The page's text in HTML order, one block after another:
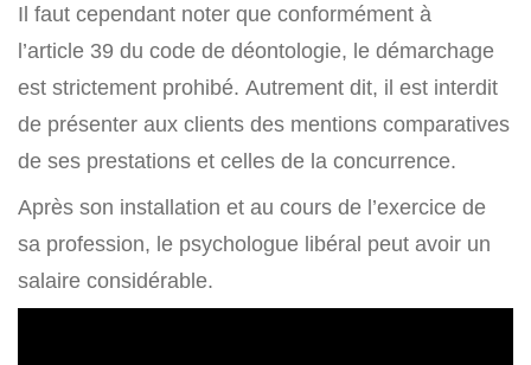
Il faut cependant noter que conformément à
l’article 39 du code de déontologie, le démarchage
est strictement prohibé. Autrement dit, il est interdit
de présenter aux clients des mentions comparatives
de ses prestations et celles de la concurrence.
Après son installation et au cours de l’exercice de
sa profession, le psychologue libéral peut avoir un
salaire considérable.